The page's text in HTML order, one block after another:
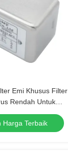
Emi Khusus Filter
Rendah Untuk
Harga Terbaik